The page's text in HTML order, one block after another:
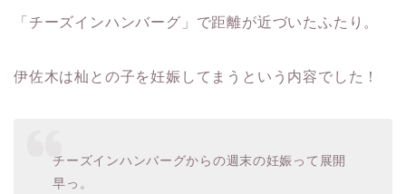
「チーズインハンバーグ」で距離が近づいたふたり。
伊佐木は杣との子を妊娠してまうという内容でした！
チーズインハンバーグからの週末の妊娠って展開
早っ。